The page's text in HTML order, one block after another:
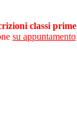
classi prime
su appuntamento